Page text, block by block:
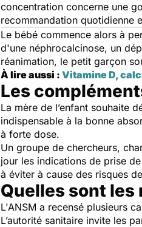
concentration concerne une
recommandation quotidienne
Le bébé commence alors à
d'une néphrocalcinose, un
réanimation, le petit garçon
À lire aussi : Vitamine D,
Les
La mère de l’enfant souhaite
indispensable à la bonne
à forte dose.
Un groupe de chercheurs,
jour les indications de prise
à éviter à cause des risques
Quelles sont les
L'ANSM a recensé plusieurs
L’autorité sanitaire invite les